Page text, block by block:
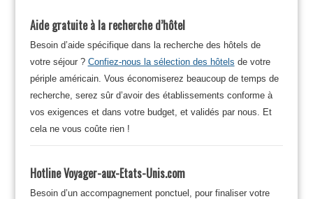
Aide gratuite à la recherche d’hôtel
Besoin d’aide spécifique dans la recherche des hôtels de
votre séjour ? Confiez-nous la sélection des hôtels de votre
périple américain. Vous économiserez beaucoup de temps de
recherche, serez sûr d’avoir des établissements conforme à
vos exigences et dans votre budget, et validés par nous. Et
cela ne vous coûte rien !
Hotline Voyager-aux-Etats-Unis.com
Besoin d’un accompagnement ponctuel, pour finaliser votre